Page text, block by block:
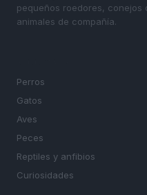
pequeños roedores, conejos
animales de compañía.
Perros
Gatos
Aves
Peces
Reptiles y anfibios
Curiosidades